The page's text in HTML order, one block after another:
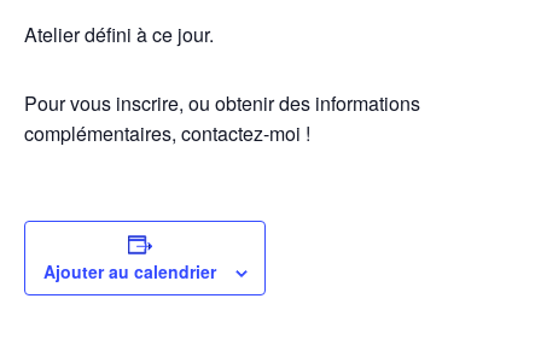
Atelier défini à ce jour.
Pour vous inscrire, ou obtenir des informations
complémentaires, contactez-moi !
Ajouter au calendrier